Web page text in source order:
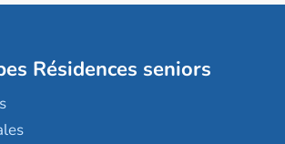
Résidences seniors